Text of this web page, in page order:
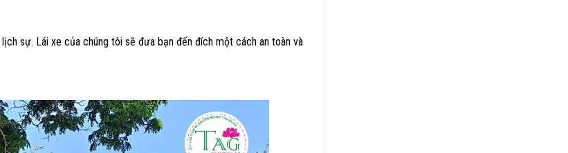
sự. Lái xe của chúng tôi sẽ đưa bạn đến đích một cách an toàn và